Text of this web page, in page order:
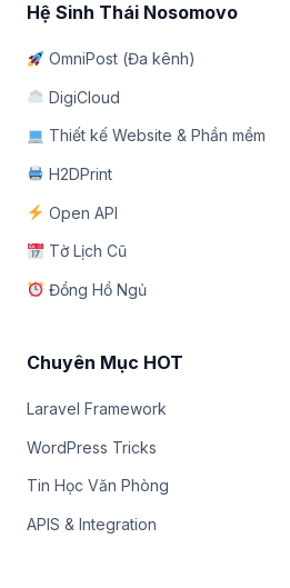
Hệ Sinh Thái Nosomovo
OmniPost (Đa kênh)
DigiCloud
Thiết kế Website & Phần mềm
H2DPrint
Open API
Tờ Lịch Cũ
Đồng Hồ Ngủ
Chuyên Mục HOT
Laravel Framework
WordPress Tricks
Tin Học Văn Phòng
APIS & Integration